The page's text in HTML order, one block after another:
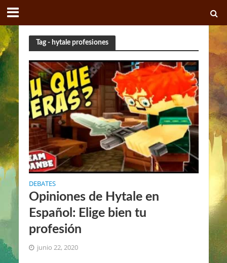
Tag - hytale profesiones
DEBATES
Opiniones de Hytale en
Español: Elige bien tu
profesión
junio 22, 2020